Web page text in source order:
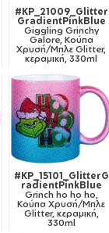
#KP_21009_Glitter
GradientPinkBlue
Giggling Grinchy
Galore, Κούπα
Χρυσή/Μπλε Glitter,
κεραμική, 330ml
#KP_15101_GlitterG
radientPinkBlue
Grinch ho ho ho,
Κούπα Χρυσή/Μπλε
Glitter, κεραμική,
330ml